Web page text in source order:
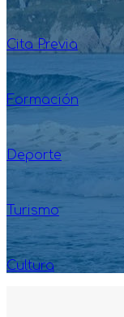
Cita Previa
Formación
Deporte
Turismo
Cultura